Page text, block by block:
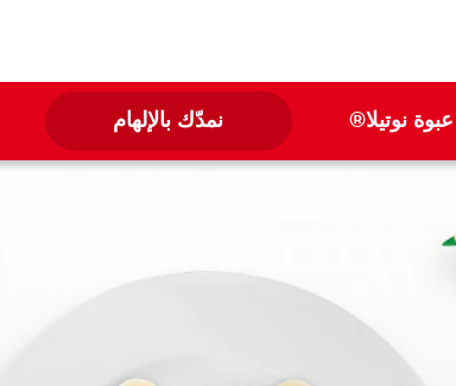
نوتيلا® نمدّك بالإلهام